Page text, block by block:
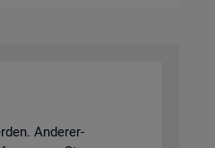
An­de­rer­